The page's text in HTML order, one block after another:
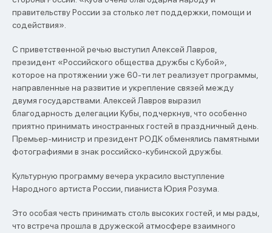
правительству России за столько лет поддержки, помощи и
содействия».
С приветственной речью выступил Алексей Лавров,
президент «Российского общества дружбы с Кубой»,
которое на протяжении уже 60-ти лет реализует программы,
направленные на развитие и укрепление связей между
двумя государствами. Алексей Лавров выразил
благодарность делегации Кубы, подчеркнув, что особенно
приятно принимать иностранных гостей в праздничный день.
Премьер-министр и президент РОДК обменялись памятными
фотографиями в знак российско-кубинской дружбы.
Культурную программу вечера украсило выступление
Народного артиста России, пианиста Юрия Розума.
Это особая честь принимать столь высоких гостей, и мы рады,
что встреча прошла в дружеской атмосфере взаимного